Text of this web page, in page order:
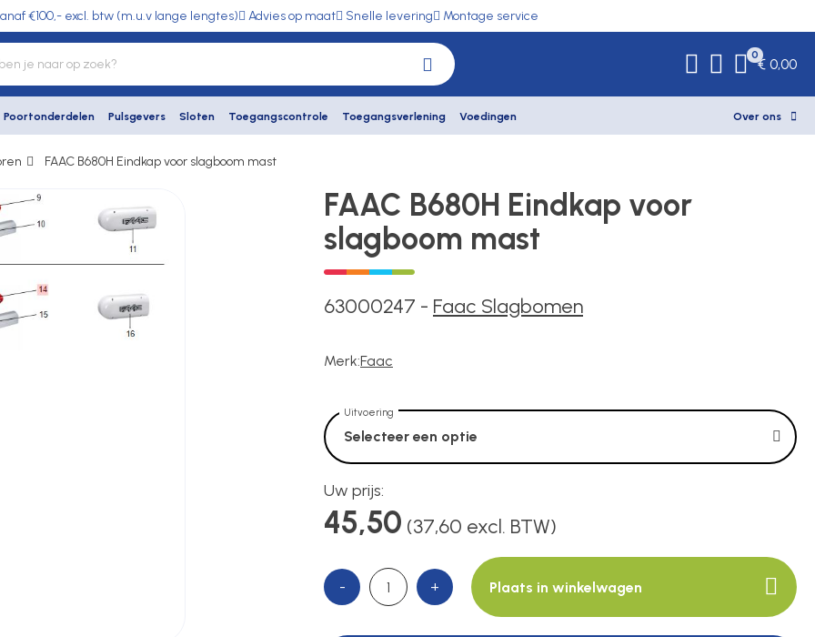
€100,- excl. btw (m.u.v lange lengtes) Advies op maat Snelle levering Montage service
0
€ 0,00
Poortonderdelen Pulsgevers Sloten Toegangscontrole Toegangsverlening Voedingen Over ons
FAAC B680H Eindkap voor slagboom mast
FAAC B680H Eindkap voor
slagboom mast
63000247 - Faac Slagbomen
Merk:Faac
Uitvoering
Selecteer een optie
Uw prijs:
45,50 (37,60 excl. BTW)
- + Plaats in winkelwagen